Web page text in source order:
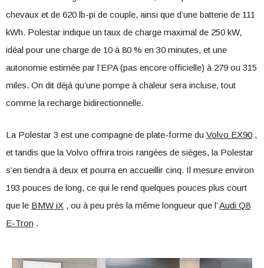
chevaux et de 620 lb-pi de couple, ainsi que d’une batterie de 111
kWh. Polestar indique un taux de charge maximal de 250 kW,
idéal pour une charge de 10 à 80 % en 30 minutes, et une
autonomie estimée par l’EPA (pas encore officielle) à 279 ou 315
miles. On dit déjà qu’une pompe à chaleur sera incluse, tout
comme la recharge bidirectionnelle.
La Polestar 3 est une compagne de plate-forme du Volvo EX90 ,
et tandis que la Volvo offrira trois rangées de sièges, la Polestar
s’en tiendra à deux et pourra en accueillir cinq. Il mesure environ
193 pouces de long, ce qui le rend quelques pouces plus court
que le BMW iX , ou à peu près la même longueur que l’Audi Q8
E-Tron .